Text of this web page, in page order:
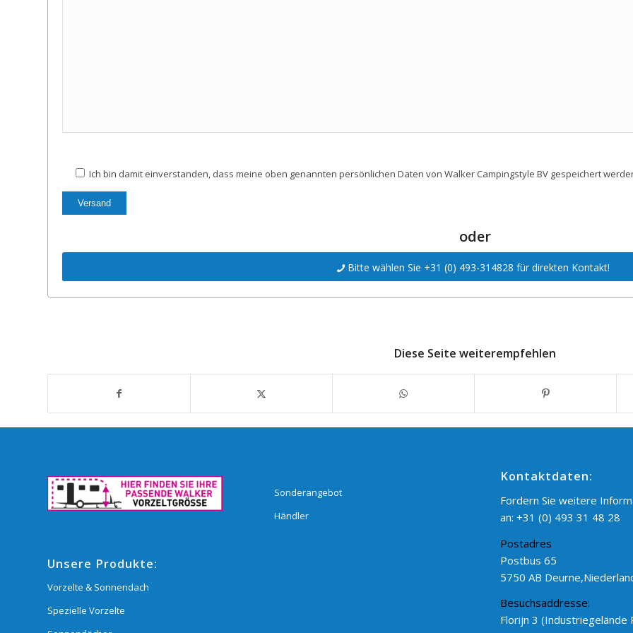
Ich bin damit einverstanden, dass meine oben genannten persönlichen Daten von Walker Campingstyle BV gespeichert
oder
Bitte wählen Sie +31 (0) 493-314828 für direkten Kontakt!
Diese Seite weiterempfehlen
Unsere Produkte:
Vorzelte & Sonnendach
Spezielle Vorzelte
Sonderangebot
Händler
Kontaktdaten:
Fordern Sie weitere
an:+31 (0) 493 31 48 28
Postadres
Postbus 65
5750 AB
Besuchsaddresse:
Florijn 3 (Industriegelände